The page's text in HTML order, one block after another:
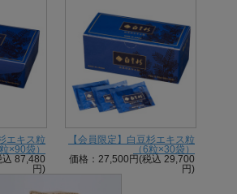
エキス粒
粒×90袋）
87,480
円)
【会員限定】白豆杉エキス粒
（6粒×30袋）
価格：27,500円(税込 29,700
円)